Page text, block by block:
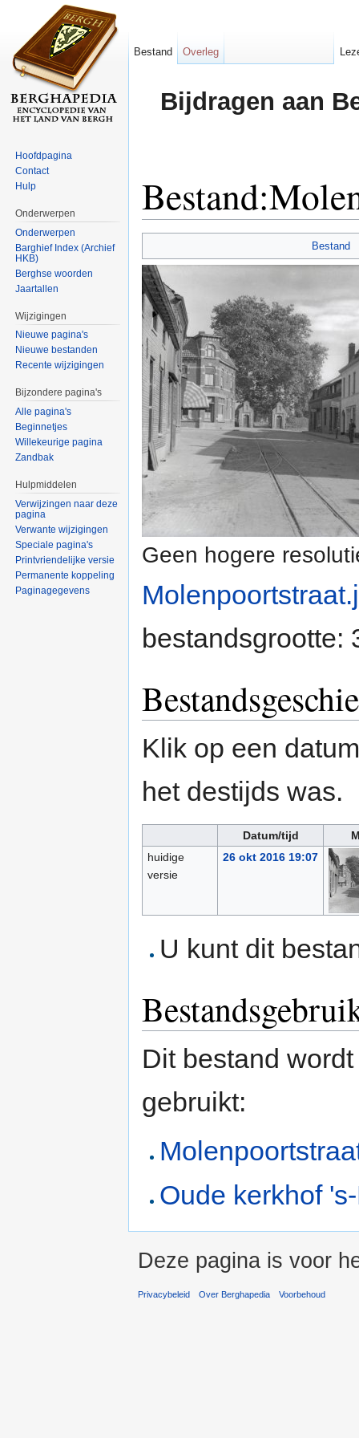
Bijdragen aan
Bestand
Geen hogere
bestandsgrootte:
Klik op een
het destijds was.
Datum/tijd
huidige
versie
26 okt 2016 19:07
U kunt dit
Dit bestand
gebruikt:
Oude kerkhof
Bestand Overleg
Hoofdpagina
Contact
Hulp
Onderwerpen
Onderwerpen
Barghief Index (Archief
HKB)
Berghse woorden
Jaartallen
Wijzigingen
Nieuwe pagina's
Nieuwe bestanden
Recente wijzigingen
Bijzondere pagina's
Alle pagina's
Beginnetjes
Willekeurige pagina
Zandbak
Hulpmiddelen
Verwijzingen naar deze
pagina
Verwante wijzigingen
Speciale pagina's
Printvriendelijke versie
Permanente koppeling
Paginagegevens
Deze pagina is voor
Privacybeleid Over Berghapedia Voorbehoud